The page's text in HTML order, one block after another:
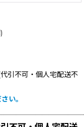
引不可・個人宅配送不
い。